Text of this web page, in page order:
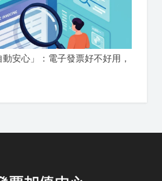
安心」：電子發票好不好用，